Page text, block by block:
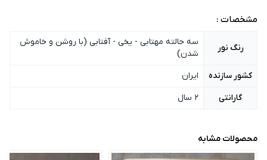
مشخصات :
رنگ نور
سه حالته مهتابی - یخی - آفتابی (با روشن و خاموش
شدن)
کشور سازنده
ایران
گارانتی
2 سال
محصولات مشابه